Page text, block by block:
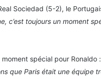
Sociedad (5-2), le
c’est toujours un moment
spécial pour Ronaldo
que Paris était une équipe